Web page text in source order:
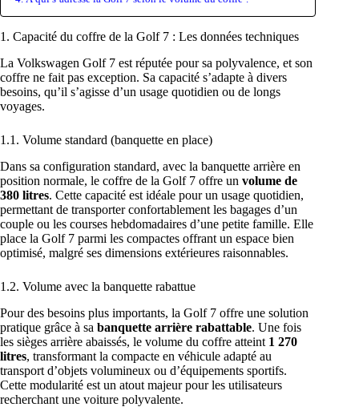
1. Capacité du coffre de la Golf 7 : Les données techniques
La Volkswagen Golf 7 est réputée pour sa polyvalence, et son
coffre ne fait pas exception. Sa capacité s’adapte à divers
besoins, qu’il s’agisse d’un usage quotidien ou de longs
voyages.
1.1. Volume standard (banquette en place)
Dans sa configuration standard, avec la banquette arrière en
position normale, le coffre de la Golf 7 offre un volume de
380 litres. Cette capacité est idéale pour un usage quotidien,
permettant de transporter confortablement les bagages d’un
couple ou les courses hebdomadaires d’une petite famille. Elle
place la Golf 7 parmi les compactes offrant un espace bien
optimisé, malgré ses dimensions extérieures raisonnables.
1.2. Volume avec la banquette rabattue
Pour des besoins plus importants, la Golf 7 offre une solution
pratique grâce à sa banquette arrière rabattable. Une fois
les sièges arrière abaissés, le volume du coffre atteint 1 270
litres, transformant la compacte en véhicule adapté au
transport d’objets volumineux ou d’équipements sportifs.
Cette modularité est un atout majeur pour les utilisateurs
recherchant une voiture polyvalente.